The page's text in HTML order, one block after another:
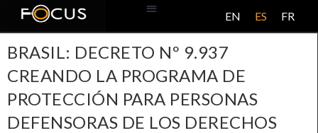
EN ES FR
BRASIL: DECRETO Nº 9.937
CREANDO LA PROGRAMA DE
PROTECCIÓN PARA PERSONAS
DEFENSORAS DE LOS DERECHOS